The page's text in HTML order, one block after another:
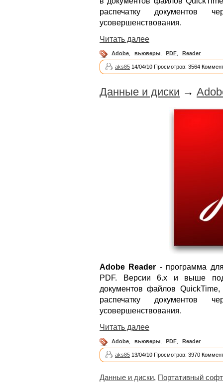
распечатку документов
усовершенствования.
Читать далее
Adobe вьюверы PDF Reader
aks85 14/04/10 Просмотров: 3564
Данные и диски →
Adobe Reader - программа
PDF. Версии 6.x и выше
документов файлов
распечатку документов
усовершенствования.
Читать далее
Adobe вьюверы PDF Reader
aks85 13/04/10 Просмотров: 3970
Данные и диски, Портативный софт